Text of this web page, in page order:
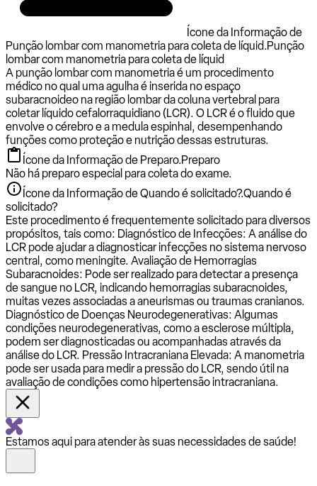
Ícone da Informação de
Punção lombar com manometria para coleta de líquid.Punção
lombar com manometria para coleta de líquid
A punção lombar com manometria é um procedimento
médico no qual uma agulha é inserida no espaço
subaracnoideo na região lombar da coluna vertebral para
coletar líquido cefalorraquidiano (LCR). O LCR é o fluido que
envolve o cérebro e a medula espinhal, desempenhando
funções como proteção e nutrição dessas estruturas.
Ícone da Informação de Preparo.Preparo
Não há preparo especial para coleta do exame.
Ícone da Informação de Quando é solicitado?.Quando é
solicitado?
Este procedimento é frequentemente solicitado para diversos
propósitos, tais como: Diagnóstico de Infecções: A análise do
LCR pode ajudar a diagnosticar infecções no sistema nervoso
central, como meningite. Avaliação de Hemorragias
Subaracnoides: Pode ser realizado para detectar a presença
de sangue no LCR, indicando hemorragias subaracnoides,
muitas vezes associadas a aneurismas ou traumas cranianos.
Diagnóstico de Doenças Neurodegenerativas: Algumas
condições neurodegenerativas, como a esclerose múltipla,
podem ser diagnosticadas ou acompanhadas através da
análise do LCR. Pressão Intracraniana Elevada: A manometria
pode ser usada para medir a pressão do LCR, sendo útil na
avaliação de condições como hipertensão intracraniana.
Estamos aqui para atender às suas necessidades de saúde!